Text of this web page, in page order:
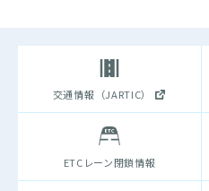
交通情報（JARTIC）
ETCレーン閉鎖情報